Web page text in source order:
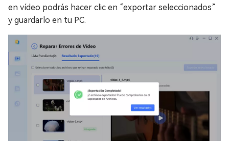
en vídeo podrás hacer clic en “exportar seleccionados”
y guardarlo en tu PC.